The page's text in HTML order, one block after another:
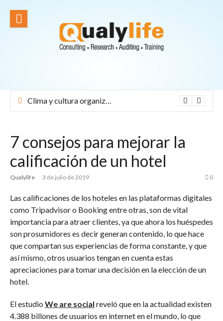
contenido
Clima y cultura organizacional: el corazón de una empresa exitosa
7 consejos para mejorar la
calificación de un hotel
Qualylife 3 de julio de 2019 0
Las calificaciones de los hoteles en las plataformas digitales
como Tripadvisor o Booking entre otras, son de vital
importancia para atraer clientes, ya que ahora los huéspedes
son prosumidores es decir generan contenido, lo que hace
que compartan sus experiencias de forma constante, y que
así mismo, otros usuarios tengan en cuenta estas
apreciaciones para tomar una decisión en la elección de un
hotel.
El estudio We are social reveló que en la actualidad existen
4.388 billones de usuarios en internet en el mundo, lo que